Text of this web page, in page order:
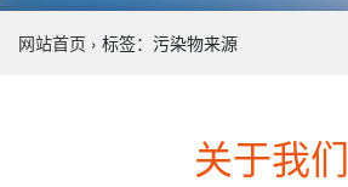
网站首页 › 标签：污染物来源
关于我们